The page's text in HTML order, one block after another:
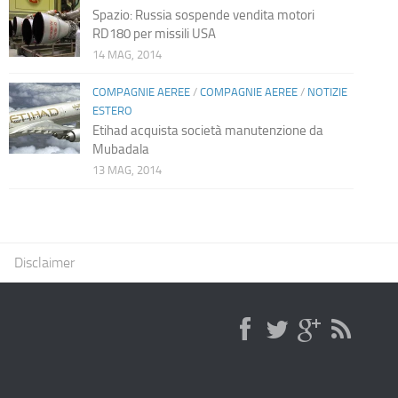
Spazio: Russia sospende vendita motori
RD180 per missili USA
14 MAG, 2014
COMPAGNIE AEREE/ COMPAGNIE AEREE/ NOTIZIE
ESTERO
Etihad acquista società manutenzione da
Mubadala
13 MAG, 2014
Disclaimer